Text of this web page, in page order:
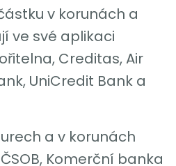
v korunách a
ve své aplikaci
Creditas, Air
UniCredit Bank a
a v korunách
Komerční banka